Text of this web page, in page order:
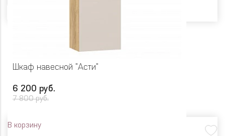
Шкаф навесной "Асти"
6 200 руб.
7 800 руб.
В корзину